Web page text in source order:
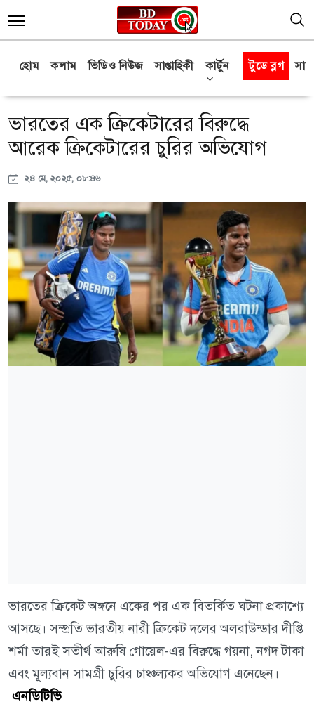
হোম কলাম ভিডিও নিউজ সাপ্তাহিকী কার্টুন টুডে ব্লগ
ভারতের এক ক্রিকেটারের বিরুদ্ধে
আরেক ক্রিকেটারের চুরির অভিযোগ
২৪ মে, ২০২৫, ০৮:৪৬
ভারতের ক্রিকেট অঙ্গনে একের পর এক বিতর্কিত ঘটনা প্রকাশ্যে
আসছে। সম্প্রতি ভারতীয় নারী ক্রিকেট দলের অলরাউন্ডার দীপ্তি
শর্মা তারই সতীর্থ আরুষি গোয়েল-এর বিরুদ্ধে গয়না, নগদ টাকা
এবং মূল্যবান সামগ্রী চুরির চাঞ্চল্যকর অভিযোগ এনেছেন।
এনডিটিভি